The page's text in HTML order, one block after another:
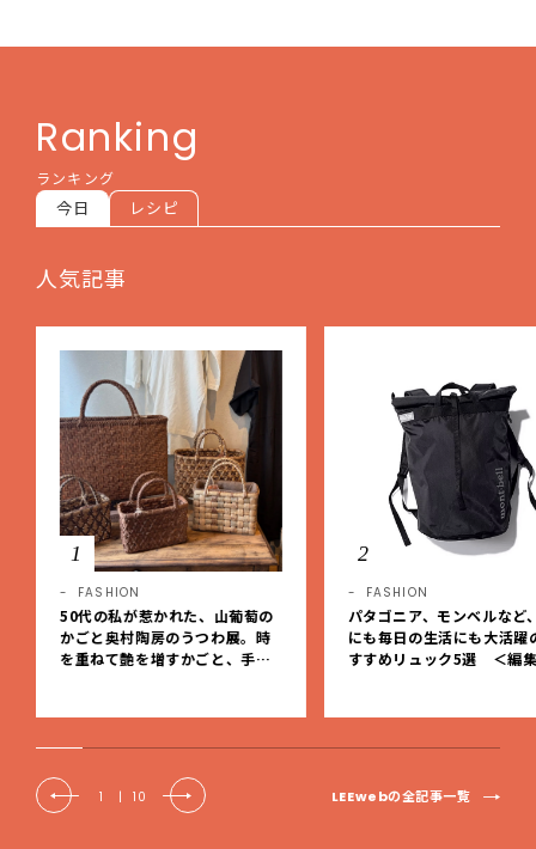
Ranking
ランキング
今日 レシピ
人気記事
1
FASHION
50代の私が惹かれた、山葡萄の
かごと奥村陶房のうつわ展。時
を重ねて艶を増すかごと、手仕
2
FASHION
パタゴニア、モンベルなど
にも毎日の生活にも大活躍
すすめリュック5選 ＜編
1 | 10 LEEwebの全記事一覧